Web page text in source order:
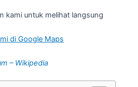
kami untuk melihat langsung
di Google Maps
– Wikipedia